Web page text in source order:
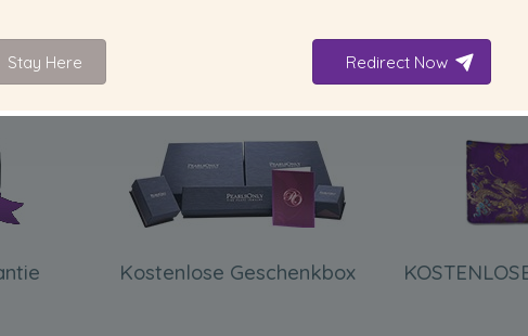
Kostenlose Geschenkbox
Stay Here Redirect Now